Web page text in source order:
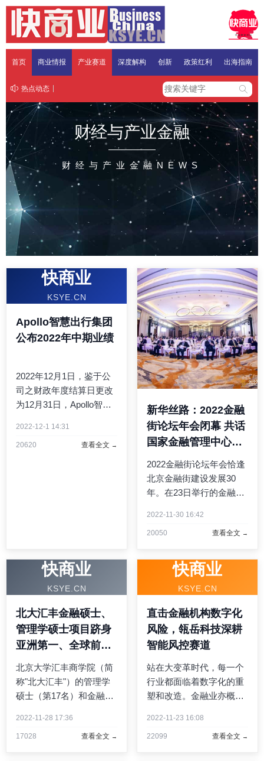
首页 商业情报 产业赛道 深度解构 创新 政策红利 出海指南
热点动态
财经与产业金融
财经与产业金融NEWS
快商业
KSYE.CN
Apollo智慧出行集团
公布2022年中期业绩
2022年12月1日，鉴于公
司之财政年度结算日更改
为12月31日，Apollo智慧
香港联交所股份代号：
2022-12-1 14:31
20620 查看全文
新华丝路：2022金融
街论坛年会闭幕 共话
国家金融管理中心建
设新蓝图
2022金融街论坛年会恰逢
北京金融街建设发展30
年。在23日举行的金融街
上，与会嘉宾围绕"深化金
融管理中心高质量建设"交
流研讨，共话国家金融管
2022-11-30 16:42
20050 查看全文
快商业
KSYE.CN
北大汇丰金融硕士、
管理学硕士项目跻身
亚洲第一、全球前二
十
北京大学汇丰商学院（简
称"北大汇丰"）的管理学
硕士（第17名）和金融硕
名中跻身全球前20，在亚
2022-11-28 17:36
17028 查看全文
快商业
KSYE.CN
直击金融机构数字化
风险，瓴岳科技深耕
智能风控赛道
站在大变革时代，每一个
行业都面临着数字化的重
塑和改造。金融业亦概莫
已逐步迈入深水区。然
2022-11-23 16:08
22099 查看全文